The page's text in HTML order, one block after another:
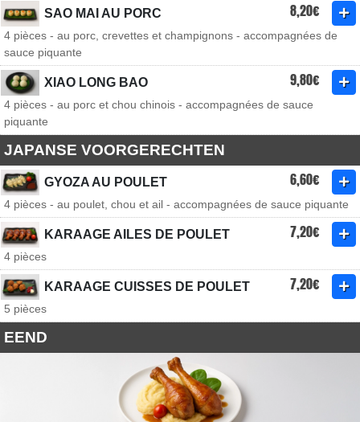
SAO MAI AU PORC 8,20€
4 pièces - au porc, crevettes et champignons - accompagnées de
sauce piquante
XIAO LONG BAO 9,80€
4 pièces - au porc et chou chinois - accompagnées de sauce
piquante
JAPANSE VOORGERECHTEN
GYOZA AU POULET 6,60€
4 pièces - au poulet, chou et ail - accompagnées de sauce piquante
KARAAGE AILES DE POULET 7,20€
4 pièces
KARAAGE CUISSES DE POULET 7,20€
5 pièces
EEND